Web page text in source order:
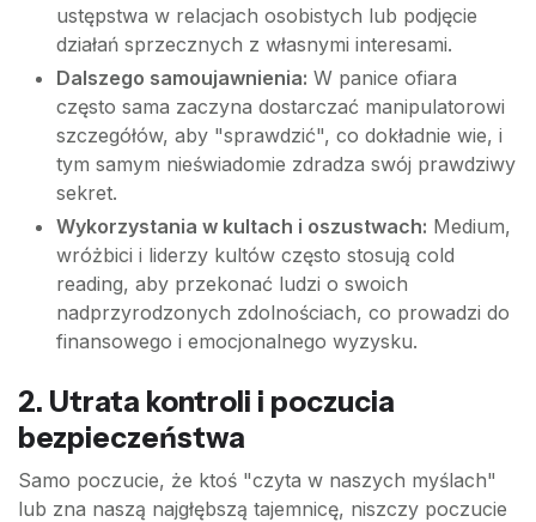
ustępstwa w relacjach osobistych lub podjęcie
działań sprzecznych z własnymi interesami.
Dalszego samoujawnienia: W panice ofiara
często sama zaczyna dostarczać manipulatorowi
szczegółów, aby "sprawdzić", co dokładnie wie, i
tym samym nieświadomie zdradza swój prawdziwy
sekret.
Wykorzystania w kultach i oszustwach: Medium,
wróżbici i liderzy kultów często stosują cold
reading, aby przekonać ludzi o swoich
nadprzyrodzonych zdolnościach, co prowadzi do
finansowego i emocjonalnego wyzysku.
2. Utrata kontroli i poczucia
bezpieczeństwa
Samo poczucie, że ktoś "czyta w naszych myślach"
lub zna naszą najgłębszą tajemnicę, niszczy poczucie